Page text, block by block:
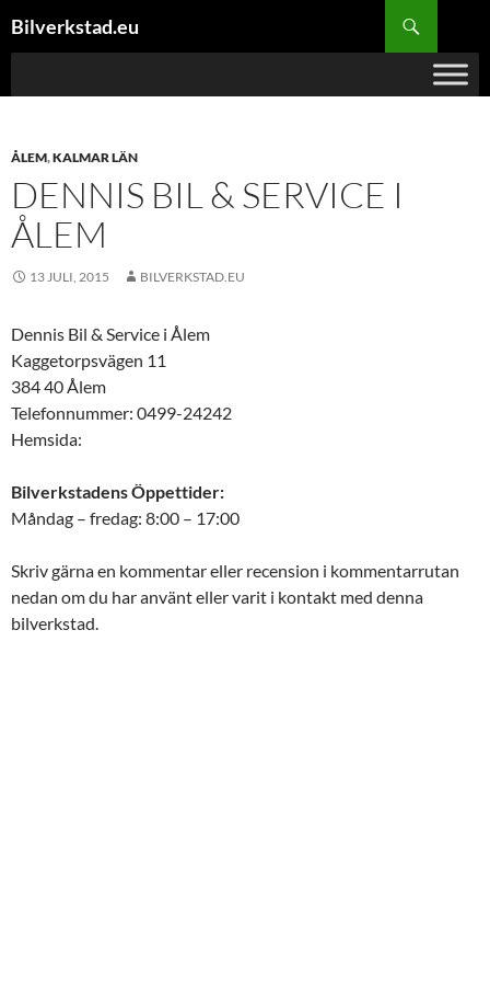
tillBilverkstad.eu
ÅLEM,KALMAR LÄN
DENNIS BIL & SERVICE I
ÅLEM
13 JULI, 2015 BILVERKSTAD.EU
Dennis Bil & Service i Ålem
Kaggetorpsvägen 11
384 40 Ålem
Telefonnummer: 0499-24242
Hemsida:
Bilverkstadens Öppettider:
Måndag – fredag: 8:00 – 17:00
Skriv gärna en kommentar eller recension i kommentarrutan
nedan om du har använt eller varit i kontakt med denna
bilverkstad.